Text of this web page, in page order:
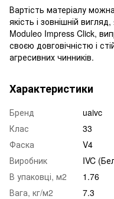
Вартість матеріалу
якість і зовнішній
Moduleo Impress Click,
своєю довговічністю і
агресивних чинників.
Характеристики
Бренд
uaivc
Клас
33
Фаска
V4
Виробник
IVC
В упаковці, м2
1.76
Вага, кг/м2
7.3